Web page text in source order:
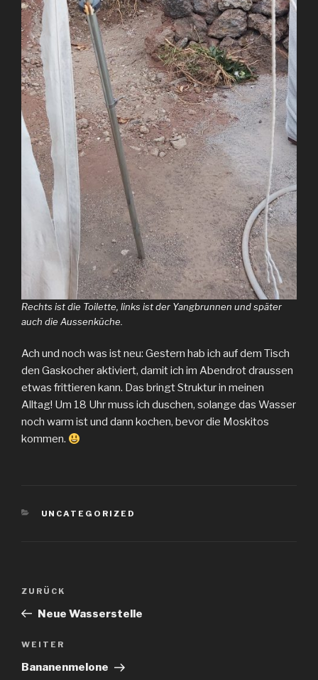
Rechts ist die Toilette, links ist der Yangbrunnen und später
auch die Aussenküche.
Ach und noch was ist neu: Gestern hab ich auf dem Tisch
den Gaskocher aktiviert, damit ich im Abendrot draussen
etwas frittieren kann. Das bringt Struktur in meinen
Alltag! Um 18 Uhr muss ich duschen, solange das Wasser
noch warm ist und dann kochen, bevor die Moskitos
kommen.
KATEGORIEN
UNCATEGORIZED
Beitragsnavigation
Vorheriger
Beitrag
ZURÜCK
Neue Wasserstelle
Nächster
Beitrag
WEITER
Bananenmelone